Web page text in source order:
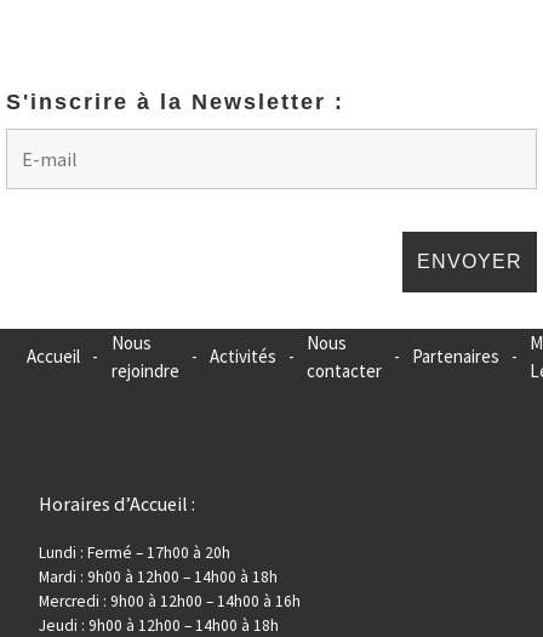
S'inscrire à la Newsletter :
Accueil -
Nous
rejoindre
- Activités -
Nous
contacter
- Partenaires -
Horaires d’Accueil :
Lundi : Fermé – 17h00 à 20h
Mardi : 9h00 à 12h00 – 14h00 à 18h
Mercredi : 9h00 à 12h00 – 14h00 à 16h
Jeudi : 9h00 à 12h00 – 14h00 à 18h